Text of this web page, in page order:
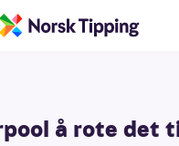
å rote det